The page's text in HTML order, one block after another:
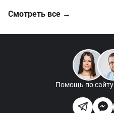
Смотреть все →
Помощь по сайту